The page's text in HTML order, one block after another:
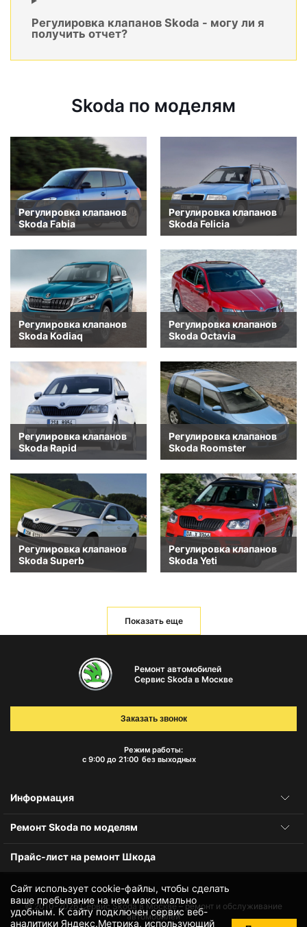
Регулировка клапанов Skoda - могу ли я
получить отчет?
Skoda по моделям
Регулировка клапанов
Skoda Fabia
Регулировка клапанов
Skoda Felicia
Регулировка клапанов
Skoda Kodiaq
Регулировка клапанов
Skoda Octavia
Регулировка клапанов
Skoda Rapid
Регулировка клапанов
Skoda Roomster
Регулировка клапанов
Skoda Superb
Регулировка клапанов
Skoda Yeti
Показать еще
Сайт использует cookie-файлы, чтобы сделать
ваше пребывание на нем максимально
удобным. К cайту подключен сервис веб-
аналитики Яндекс.Метрика, использующий
Ремонт автомобилей
Сервис Skoda в Москве
Режим работы:
с 9:00 до 21:00 без выходных
Заказать звонок
Информация
Ремонт Skoda по моделям
Прайс-лист на ремонт Шкода
© 2010-2026Сервис Skoda в Москве – ремонт и обслуживание
автомобилей